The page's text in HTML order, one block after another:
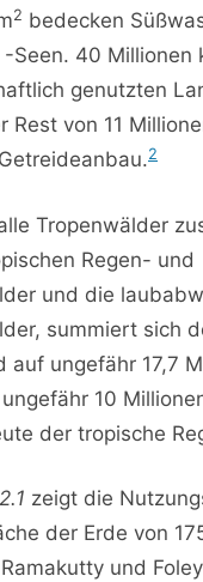
2 bedecken
-Seen. 40 Millionen
genutzten
Rest von 11
2
Tropenwälder
Regen- und
und die
summiert sich
auf ungefähr 17,7
10
der tropische
zeigt die
der Erde von
und